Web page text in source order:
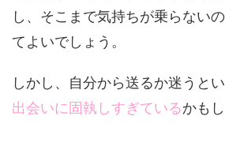
し、そこまで気持ちが乗らない
てよいでしょう。
しかし、自分から送るか迷うとい
出会いに固執しすぎているかも